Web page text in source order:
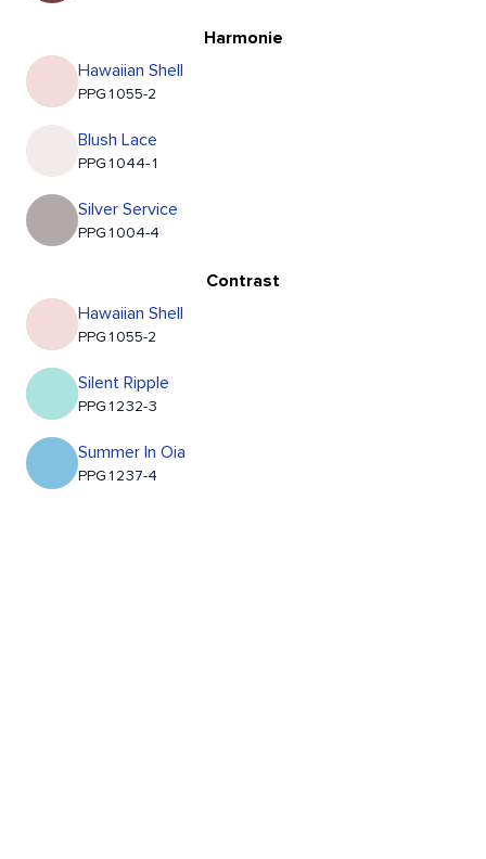
Harmonie
Hawaiian Shell
PPG1055-2
Blush Lace
PPG1044-1
Silver Service
PPG1004-4
Contrast
Hawaiian Shell
PPG1055-2
Silent Ripple
PPG1232-3
Summer In Oia
PPG1237-4